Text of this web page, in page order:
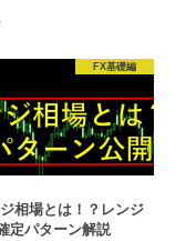
FX基礎編
相場とは！？レンジ
定パターン解説